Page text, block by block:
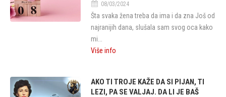
08/03/2024
Šta svaka žena treba da ima i da zna Još od
najranijih dana, slušala sam svog oca kako
mi...
Više info
AKO TI TROJE KAŽE DA SI PIJAN, TI
LEZI, PA SE VALJAJ. DA LI JE BAŠ